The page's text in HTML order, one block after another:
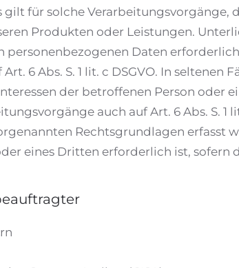
gilt für solche
Produkten oder Leistungen.
personenbezogenen Daten
6 Abs. S. 1 lit. c DSGVO. In
der betroffenen Person oder
auch auf Art. 6 Abs. S.
Rechtsgrundlagen erfasst
eines Dritten erforderlich ist,